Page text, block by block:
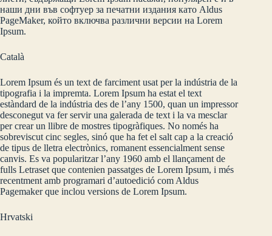
наши дни във софтуер за печатни издания като Aldus
PageMaker, който включва различни версии на Lorem
Ipsum.
Català
Lorem Ipsum és un text de farciment usat per la indústria de la
tipografia i la impremta. Lorem Ipsum ha estat el text
estàndard de la indústria des de l’any 1500, quan un impressor
desconegut va fer servir una galerada de text i la va mesclar
per crear un llibre de mostres tipogràfiques. No només ha
sobreviscut cinc segles, sinó que ha fet el salt cap a la creació
de tipus de lletra electrònics, romanent essencialment sense
canvis. Es va popularitzar l’any 1960 amb el llançament de
fulls Letraset que contenien passatges de Lorem Ipsum, i més
recentment amb programari d’autoedició com Aldus
Pagemaker que inclou versions de Lorem Ipsum.
Hrvatski